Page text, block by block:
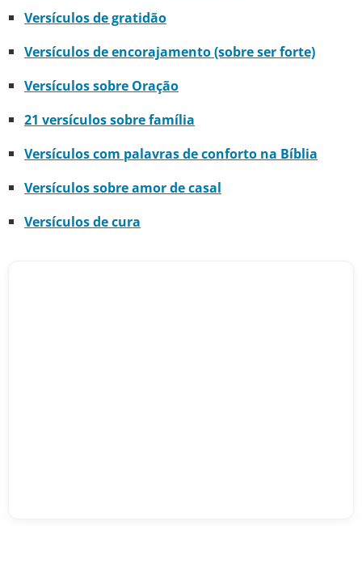
Versículos de gratidão
Versículos de encorajamento (sobre ser forte)
Versículos sobre Oração
21 versículos sobre família
Versículos com palavras de conforto na Bíblia
Versículos sobre amor de casal
Versículos de cura